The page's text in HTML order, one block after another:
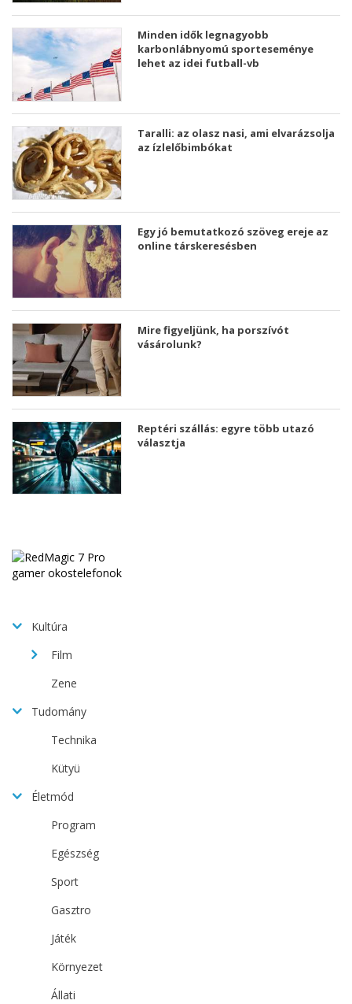
Minden idők legnagyobb
karbonlábnyomú sporteseménye
lehet az idei futball-vb
Taralli: az olasz nasi, ami elvarázsolja
az ízlelőbimbókat
Egy jó bemutatkozó szöveg ereje az
online társkeresésben
Mire figyeljünk, ha porszívót
vásárolunk?
Reptéri szállás: egyre több utazó
választja
Kultúra
Film
Zene
Tudomány
Technika
Kütyü
Életmód
Program
Egészség
Sport
Gasztro
Játék
Környezet
Állati